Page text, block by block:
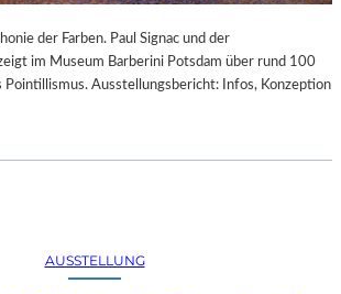
der Farben. Paul Signac und der
im Museum Barberini Potsdam über rund 100
Pointillismus. Ausstellungsbericht: Infos, Konzeption
AUSSTELLUNG